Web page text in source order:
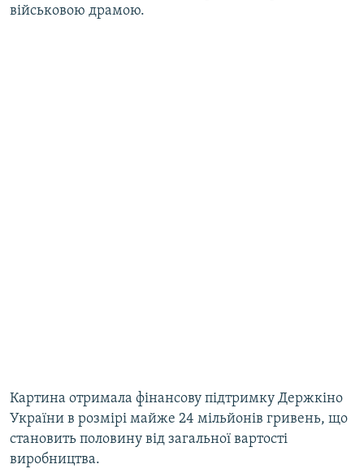
військовою драмою.
Картина отримала фінансову підтримку Держкіно
України в розмірі майже 24 мільйонів гривень, що
становить половину від загальної вартості
виробництва.